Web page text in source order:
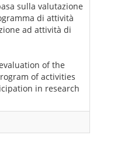
sulla valutazione
di attività
ad attività di
of the
of activities
in research